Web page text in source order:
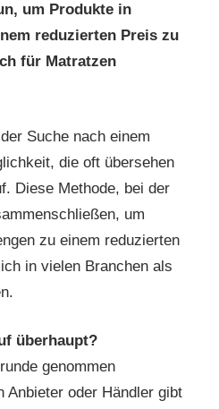
um Produkte in
reduzierten Preis zu
für Matratzen
Suche nach einem
die oft übersehen
Diese Methode, bei der
um
zu einem reduzierten
in vielen Branchen als
überhaupt?
genommen
Anbieter oder Händler gibt